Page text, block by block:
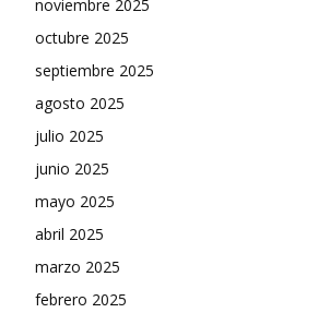
noviembre 2025
octubre 2025
septiembre 2025
agosto 2025
julio 2025
junio 2025
mayo 2025
abril 2025
marzo 2025
febrero 2025